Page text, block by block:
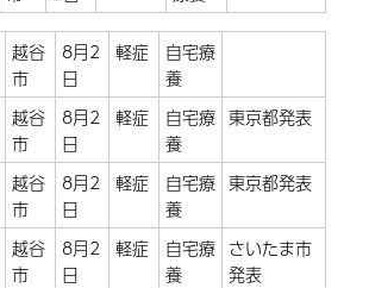
越谷
市
8月2
日
軽症
自宅療
養
越谷
市
8月2
日
軽症
自宅療
養
東京都発表
越谷
市
8月2
日
軽症
自宅療
養
東京都発表
越谷
市
8月2
日
軽症
自宅療
養
さいたま市
発表